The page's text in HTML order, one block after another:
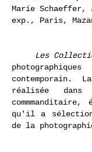
Marie Schaeffer,
exp., Paris,
Les
contemporain.
réalisée
qu'il a
de la